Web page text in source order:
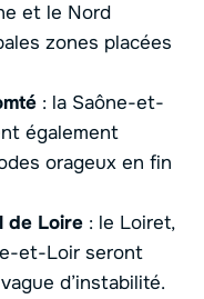
et le Nord
zones placées
: la Saône-et-
également
orageux en fin
de Loire : le Loiret,
et-Loir seront
d’instabilité.